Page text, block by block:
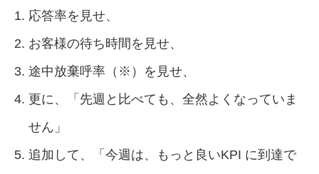
応答率を見せ、
お客様の待ち時間を見せ、
途中放棄呼率（※）を見せ、
更に、「先週と比べても、全然よくなっていま
せん」
追加して、「今週は、もっと良いKPI に到達で